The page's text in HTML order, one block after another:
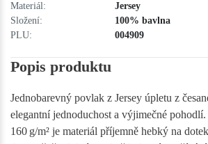
Materiál:
Jersey
Složení:
100% bavlna
PLU:
004909
Popis produktu
Jednobarevný povlak z Jersey úpletu z
elegantní jednoduchost a výjimečné
160 g/m² je materiál příjemně hebký na